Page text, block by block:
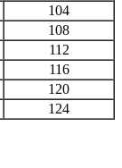
104
108
112
116
120
124